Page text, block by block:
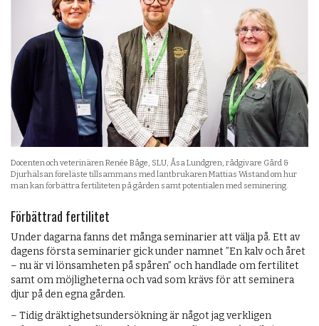
Docenten och veterinären Renée Båge, SLU, Åsa Lundgren, rådgivare Gård &
Djurhälsan föreläste tillsammans med lantbrukaren Mattias Wistand om hur
man kan förbättra fertiliteten på gården samt potentialen med seminering.
Förbättrad fertilitet
Under dagarna fanns det många seminarier att välja på. Ett av
dagens första seminarier gick under namnet ”En kalv och året
– nu är vi lönsamheten på spåren” och handlade om fertilitet
samt om möjligheterna och vad som krävs för att seminera
djur på den egna gården.
– Tidig dräktighetsundersökning är något jag verkligen